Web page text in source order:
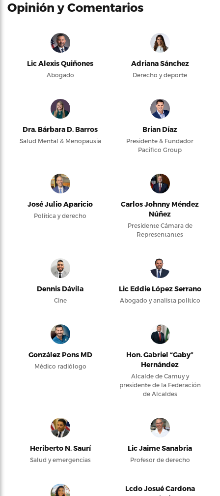
Opinión y Comentarios
Lic Alexis Quiñones
Abogado
Adriana Sánchez
Derecho y deporte
Dra. Bárbara D. Barros
Salud Mental & Menopausia
Brian Díaz
Presidente & Fundador
Pacifico Group
José Julio Aparicio
Política y derecho
Carlos Johnny Méndez
Núñez
Presidente Cámara de
Representantes
Dennis Dávila
Cine
Lic Eddie López Serrano
Abogado y analista político
González Pons MD
Médico radiólogo
Hon. Gabriel “Gaby”
Hernández
Alcalde de Camuy y
presidente de la Federación
de Alcaldes
Heriberto N. Saurí
Salud y emergencias
Lic Jaime Sanabria
Profesor de derecho
Lcdo Josué Cardona